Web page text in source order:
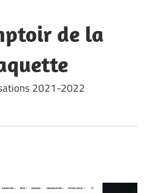
de la
2021-2022